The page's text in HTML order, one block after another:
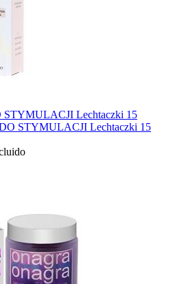
STYMULACJI Lechtaczki 15
STYMULACJI Lechtaczki 15